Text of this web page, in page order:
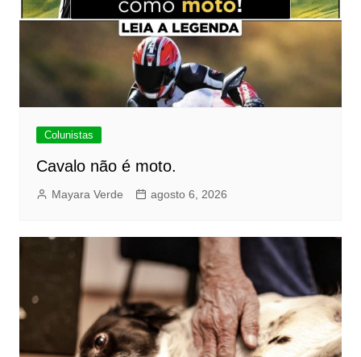
Colunistas
Cavalo não é moto.
Mayara Verde agosto 6, 2026